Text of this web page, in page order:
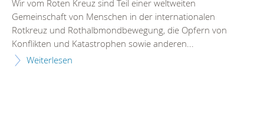
Wir vom Roten Kreuz sind Teil einer weltweiten
Gemeinschaft von Menschen in der internationalen
Rotkreuz und Rothalbmondbewegung, die Opfern von
Konflikten und Katastrophen sowie anderen...
Weiterlesen